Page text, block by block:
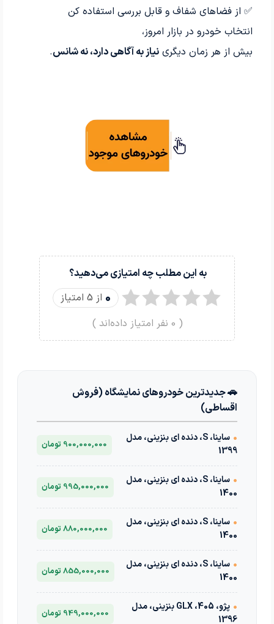
✅ از فضاهای شفاف و قابل بررسی استفاده کن
انتخاب خودرو در بازار امروز،
بیش از هر زمان دیگری نیاز به آگاهی دارد، نه شانس.
به این مطلب چه امتیازی می‌دهید؟
0 از 5 امتیاز
(
0 نفر امتیاز داده‌اند )
🚗 جدیدترین خودروهای نمایشگاه (فروش
اقساطی)
•
ساینا، S، دنده ای بنزینی، مدل
1399
900,000,000 تومان
•
ساینا، S، دنده ای بنزینی، مدل
1400
995,000,000 تومان
•
ساینا، S، دنده ای بنزینی، مدل
1400
880,000,000 تومان
•
ساینا، S، دنده ای بنزینی، مدل
1400
855,000,000 تومان
•
پژو، 405، GLX بنزینی، مدل
1396
949,000,000 تومان